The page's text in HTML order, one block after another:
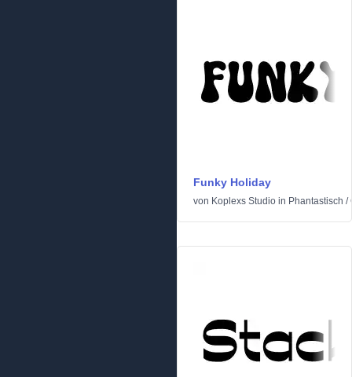
Funky Holiday
von Koplexs Studio in Phantastisch /